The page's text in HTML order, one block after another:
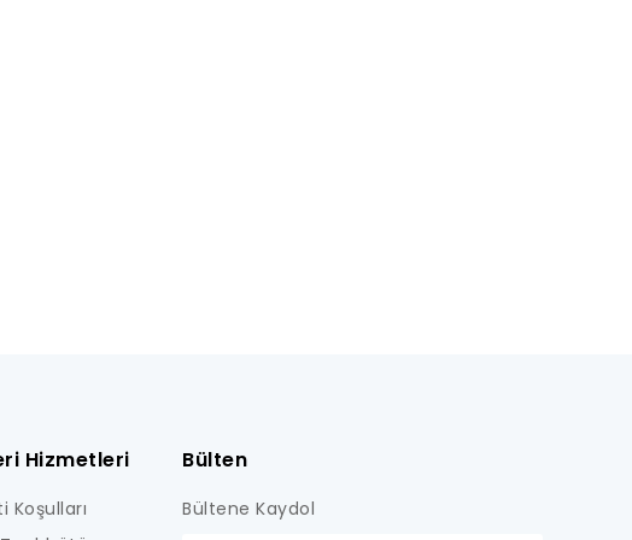
Hizmetleri
Koşulları
Bülten
Bültene Kaydol